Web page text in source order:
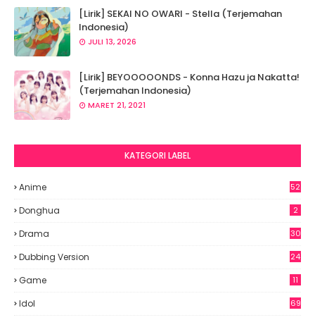
[Lirik] SEKAI NO OWARI - Stella (Terjemahan
Indonesia)
JULI 13, 2026
[Lirik] BEYOOOOONDS - Konna Hazu ja Nakatta!
(Terjemahan Indonesia)
MARET 21, 2021
KATEGORI LABEL
Anime
52
Donghua 2
Drama 30
Dubbing Version 24
Game 11
Idol
69